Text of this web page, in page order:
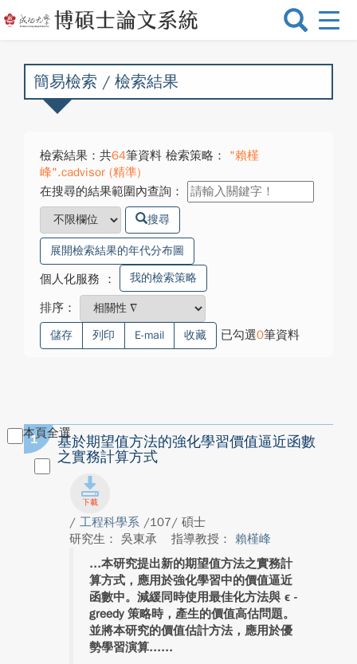
選
換
簡易檢索 / 檢索結果
檢索結果：共64筆資料 檢索策略：
"賴槿
峰".cadvisor (精準)
在搜尋的結果範圍內查詢：
搜尋
展開檢索結果的年代分布圖
個人化服務 ： 我的檢索策略
排序：
儲存 列印 E-mail 收藏 已勾選0筆資料
本頁全選
1
基於期望值方法的強化學習價值逼近函數
之實務計算方式
/ 工程科學系 /107/ 碩士
研究生： 吳東承
指導教授： 賴槿峰
本研究提出新的期望值方法之實務計
算方式，應用於強化學習中的價值逼近
函數中。減緩同時使用最佳化方法與 ϵ -
greedy 策略時，產生的價值高估問題。
並將本研究的價值估計方法，應用於優
勢學習演算...